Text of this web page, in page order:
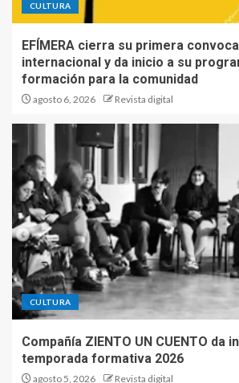
CULTURA
EFÍMERA cierra su primera
internacional y da inicio a su
formación para la comunidad
agosto 6, 2026 Revista digital
CULTURA
Compañía ZIENTO UN CUENTO da
temporada formativa 2026
agosto 5, 2026 Revista digital